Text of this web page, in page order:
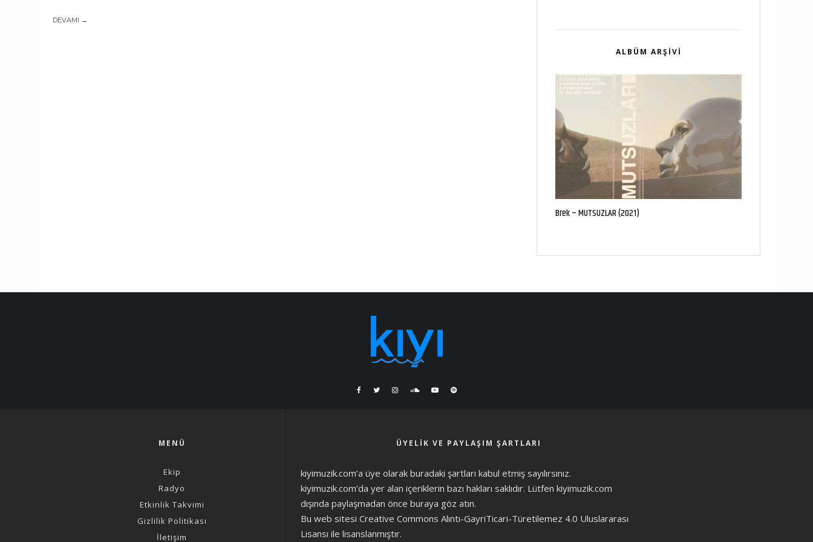
DEVAMI →
ALBÜM ARŞIVI
Brek – MUTSUZLAR (2021)
MENÜ
Ekip
Radyo
Etkinlik Takvimi
Gizlilik Politikası
İletişim
ÜYELIK VE PAYLAŞIM ŞARTLARI
kiyimuzik.com’a üye olarak buradaki şartları kabul etmiş sayılırsınız.
kiyimuzik.com’da yer alan içeriklerin bazı hakları saklıdır. Lütfen kiyimuzik.com
dışında paylaşmadan önce buraya göz atın.
Bu web sitesi Creative Commons Alıntı-GayriTicari-Türetilemez 4.0 Uluslararası
Lisansı ile lisanslanmıştır.